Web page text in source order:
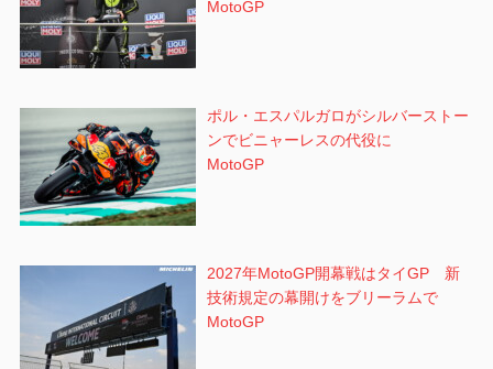
MotoGP
ポル・エスパルガロがシルバーストー
ンでビニャーレスの代役に
MotoGP
2027年MotoGP開幕戦はタイGP 新
技術規定の幕開けをブリーラムで
MotoGP